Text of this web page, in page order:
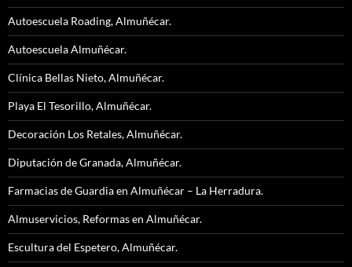
Autoescuela Roading, Almuñécar.
Autoescuela Almuñécar.
Clínica Bellas Nieto, Almuñécar.
Playa El Tesorillo, Almuñécar.
Decoración Los Retales, Almuñécar.
Diputación de Granada, Almuñécar.
Farmacias de Guardia en Almuñécar – La Herradura.
Almuservicios, Reformas en Almuñécar.
Escultura del Espetero, Almuñécar.